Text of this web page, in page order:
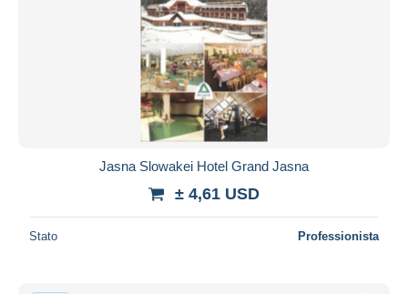
Jasna Slowakei Hotel Grand Jasna
± 4,61 USD
Stato Professionista